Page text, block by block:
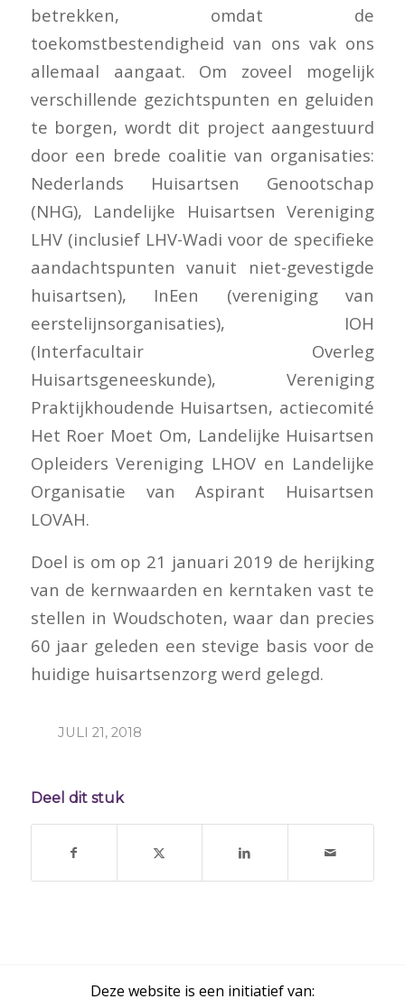
betrekken, omdat de
toekomstbestendigheid van ons vak ons
allemaal aangaat. Om zoveel mogelijk
verschillende gezichtspunten en geluiden
te borgen, wordt dit project aangestuurd
door een brede coalitie van organisaties:
Nederlands Huisartsen Genootschap
(NHG), Landelijke Huisartsen Vereniging
LHV (inclusief LHV-Wadi voor de specifieke
aandachtspunten vanuit niet-gevestigde
huisartsen), InEen (vereniging van
eerstelijnsorganisaties), IOH
(Interfacultair Overleg
Huisartsgeneeskunde), Vereniging
Praktijkhoudende Huisartsen, actiecomité
Het Roer Moet Om, Landelijke Huisartsen
Opleiders Vereniging LHOV en Landelijke
Organisatie van Aspirant Huisartsen
LOVAH.
Doel is om op 21 januari 2019 de herijking
van de kernwaarden en kerntaken vast te
stellen in Woudschoten, waar dan precies
60 jaar geleden een stevige basis voor de
huidige huisartsenzorg werd gelegd.
JULI 21, 2018
Deel dit stuk
Deze website is een initiatief van: